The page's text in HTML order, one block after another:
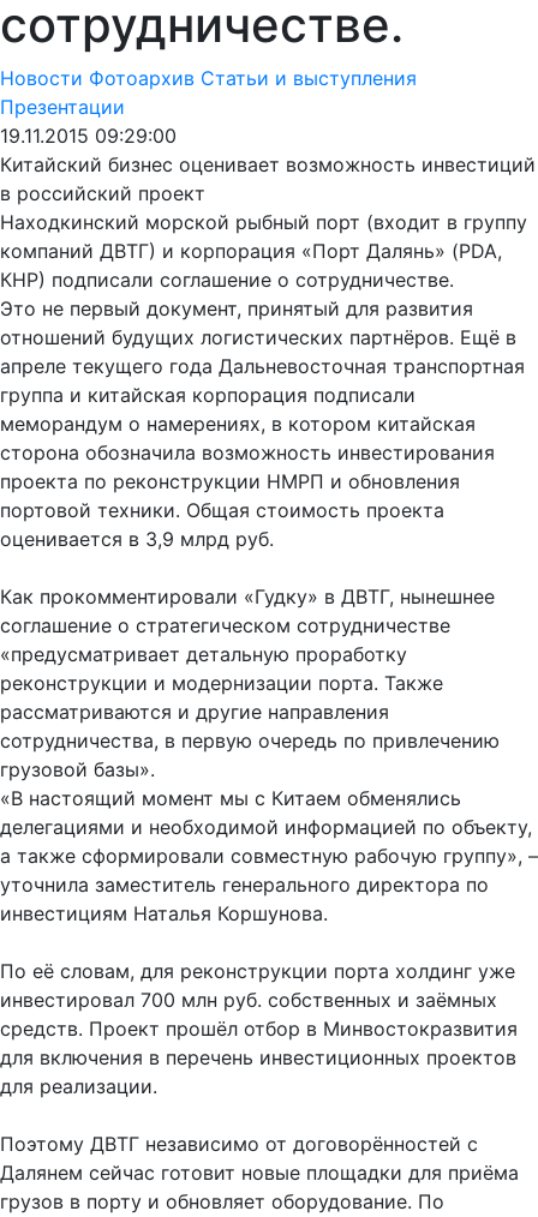
сотрудничестве.
Новости Фотоархив Статьи и выступления
Презентации
19.11.2015 09:29:00
Китайский бизнес оценивает возможность инвестиций
в российский проект
Находкинский морской рыбный порт (входит в группу
компаний ДВТГ) и корпорация «Порт Далянь» (PDA,
КНР) подписали соглашение о сотрудничестве.
Это не первый документ, принятый для развития
отношений будущих логистических партнёров. Ещё в
апреле текущего года Дальневосточная транспортная
группа и китайская корпорация подписали
меморандум о намерениях, в котором китайская
сторона обозначила возможность инвестирования
проекта по реконструкции НМРП и обновления
портовой техники. Общая стоимость проекта
оценивается в 3,9 млрд руб.
Как прокомментировали «Гудку» в ДВТГ, нынешнее
соглашение о стратегическом сотрудничестве
«предусматривает детальную проработку
реконструкции и модернизации порта. Также
рассматриваются и другие направления
сотрудничества, в первую очередь по привлечению
грузовой базы».
«В настоящий момент мы с Китаем обменялись
делегациями и необходимой информацией по объекту,
а также сформировали совместную рабочую группу», –
уточнила заместитель генерального директора по
инвестициям Наталья Коршунова.
По её словам, для реконструкции порта холдинг уже
инвестировал 700 млн руб. собственных и заёмных
средств. Проект прошёл отбор в Минвостокразвития
для включения в перечень инвестиционных проектов
для реализации.
Поэтому ДВТГ независимо от договорённостей с
Далянем сейчас готовит новые площадки для приёма
грузов в порту и обновляет оборудование. По